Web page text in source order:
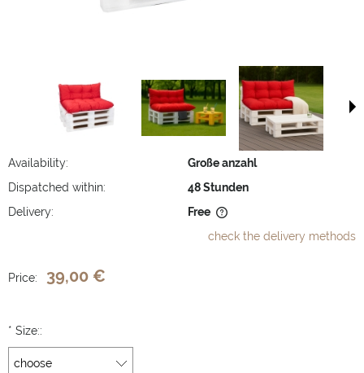
Availability:
Große anzahl
Dispatched within:
48 Stunden
Delivery:
Free
check the delivery methods
Price: 39,00 €
* Size::